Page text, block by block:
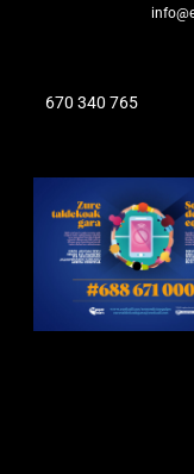
670 340 765